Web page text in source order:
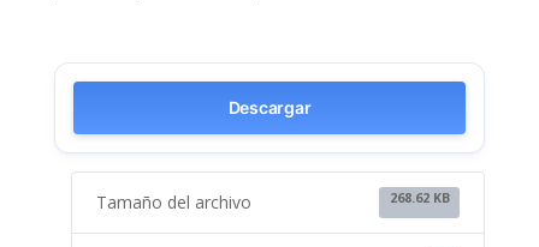
Descargar
Tamaño del archivo 268.62 KB